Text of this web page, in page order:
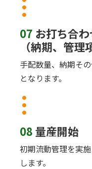
07 お打ち合
（納期、管理
手配数量、納期そ
となります。
08 量産開始
初期流動管理を実
します。